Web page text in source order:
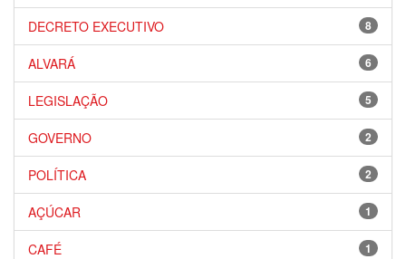
8
DECRETO EXECUTIVO
6
ALVARÁ
5
LEGISLAÇÃO
2
GOVERNO
2
POLÍTICA
1
AÇÚCAR
1
CAFÉ